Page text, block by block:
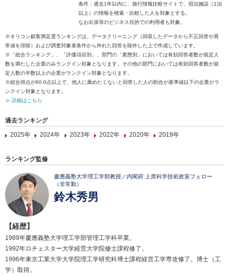
条件：過去1年以内に、旅行情報比較サイトで、宿泊施設（1泊
以上）の情報を検索・比較した人を対象とする。
なお出張等のビジネス目的での利用者も対象。
※オリコン顧客満足度ランキングは、データクリーニング（回収したデータから不正回答や異
常値を排除）および調査対象者条件から外れた回答を除外した上で作成しています。
※「総合ランキング」、「評価項目別」、部門の「業態別」においては有効回答者数が規定人
数を満たした企業のみランクイン対象となります。その他の部門においては有効回答者数が規
定人数の半数以上の企業がランクイン対象となります。
※総合得点が60.0点以上で、他人に薦めたくないと回答した人の割合が基準値以下の企業がラ
ンクイン対象となります。
≫ 詳細はこちら
過去ランキング
2025年
2024年 2023年 2022年 2020年 2019年
ランキング監修
慶應義塾大学理工学部教授／内閣府 上席科学技術政策フェロー
（非常勤）
鈴木秀男
【経歴】
1989年慶應義塾大学理工学部管理工学科卒業。
1992年ロチェスター大学経営大学院修士課程修了。
1996年東京工業大学大学院理工学研究科博士課程経営工学専攻修了。博士（工
学）取得。